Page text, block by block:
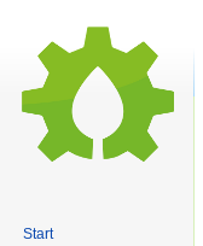
Start